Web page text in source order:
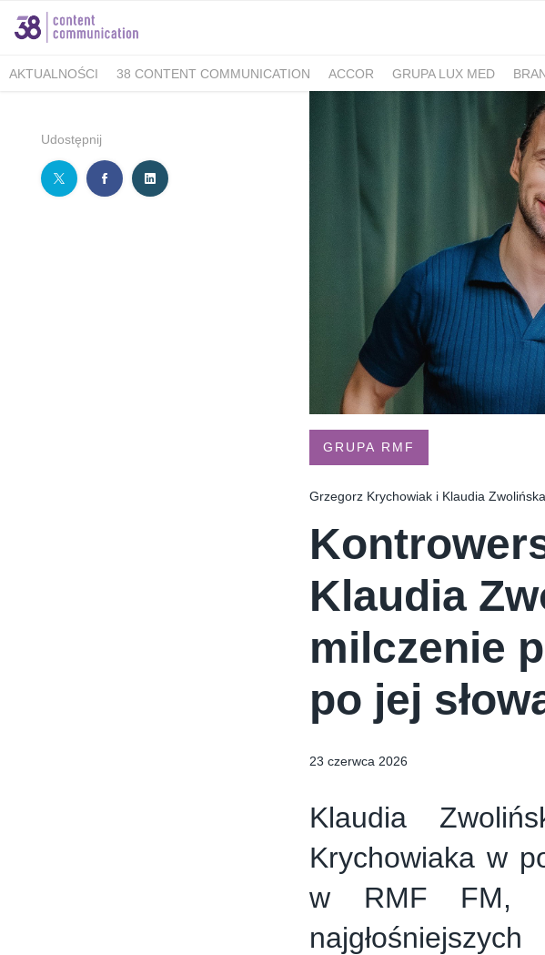
AKTUALNOŚCI 38 CONTENT COMMUNICATION ACCOR GRUPA LUX MED
IOŚ-PIB IRON
WALKING KORZENIOWSKI
KIDS&CO.
BERIMAL
ACCOR MARKETPLACE KRAKÓW TUTORE POLAND SANOFI
MEDICOVER SENIOR
MEDICOVER STOMATOLOGIA
DR.BACTY LORUS
JASMEEN
ZADBANO POKONAJ
PREGNABIT UNICEF JASNUM
PANEK CARSHARING
FORUM 76 #EFEKT1BUTELKI
ESTE SYNERGY UNILEVER
Udostępnij
GRUPA RMF
Grzegorz Krychowiak i Klaudia Zwolińska
Klaudia
milczenie
po jej
23 czerwca 2026
Klaudia
Krychowiaka w
w RMF FM,